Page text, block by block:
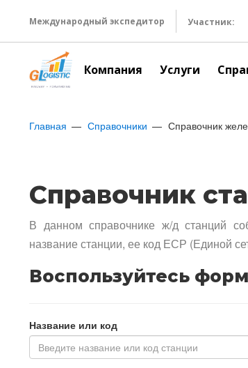
Международный экспедитор Участник:
Компания Услуги
Главная Справочники Справочник
Справочник
В данном справочнике ж/д станций
название станции, ее код ЕСР (Единой
Воспользуйтесь
Название или код
Введите название или код станции